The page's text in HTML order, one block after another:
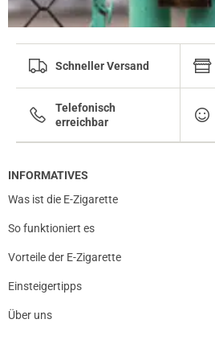
prev
Schneller Versand
Telefonisch
erreichbar
INFORMATIVES
Was ist die E-Zigarette
So funktioniert es
Vorteile der E-Zigarette
Einsteigertipps
Über uns